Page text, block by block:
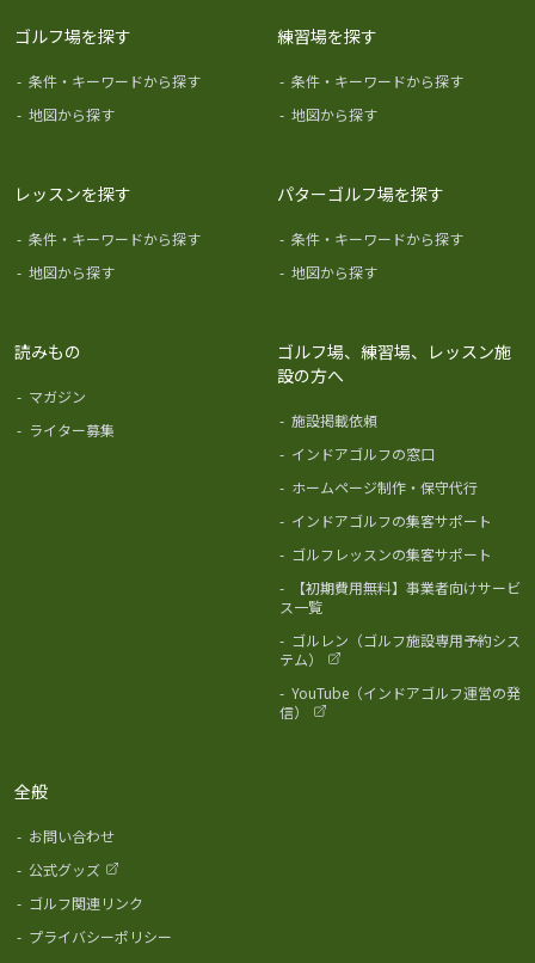
ゴルフ場を探す
- 条件・キーワードから探す
- 地図から探す
練習場を探す
- 条件・キーワードから探す
- 地図から探す
レッスンを探す
- 条件・キーワードから探す
- 地図から探す
パターゴルフ場を探す
- 条件・キーワードから探す
- 地図から探す
読みもの
- マガジン
- ライター募集
ゴルフ場、練習場、レッスン施
設の方へ
- 施設掲載依頼
- インドアゴルフの窓口
- ホームページ制作・保守代行
- インドアゴルフの集客サポート
- ゴルフレッスンの集客サポート
-
【初期費用無料】事業者向けサービ
ス一覧
- ゴルレン（ゴルフ施設専用予約シス
テム）
- YouTube（インドアゴルフ運営の発
信）
全般
- お問い合わせ
- 公式グッズ
- ゴルフ関連リンク
- プライバシーポリシー